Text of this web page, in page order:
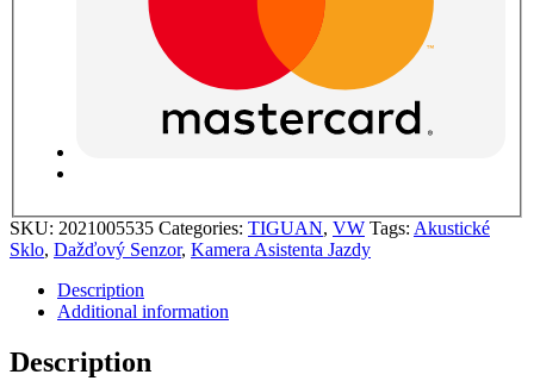
SKU: 2021005535 Categories: TIGUAN, VW Tags: Akustické
Sklo, Dažďový Senzor, Kamera Asistenta Jazdy
Description
Additional information
Description